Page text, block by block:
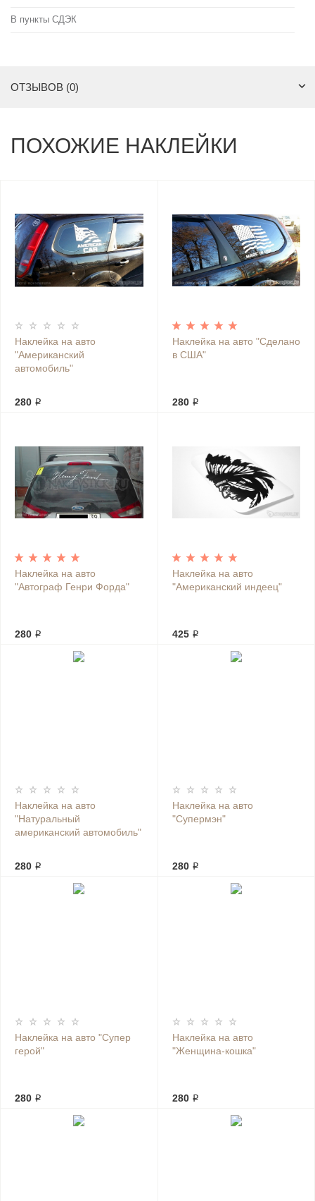
В пункты СДЭК
ОТЗЫВОВ (0)
ПОХОЖИЕ НАКЛЕЙКИ
Наклейка на авто
"Американский
автомобиль"
280 ₽
Наклейка на авто "Сделано
в США"
280 ₽
Наклейка на авто
"Автограф Генри Форда"
280 ₽
Наклейка на авто
"Американский индеец"
425 ₽
Наклейка на авто
"Натуральный
американский автомобиль"
280 ₽
Наклейка на авто
"Супермэн"
280 ₽
Наклейка на авто "Супер
герой"
280 ₽
Наклейка на авто
"Женщина-кошка"
280 ₽